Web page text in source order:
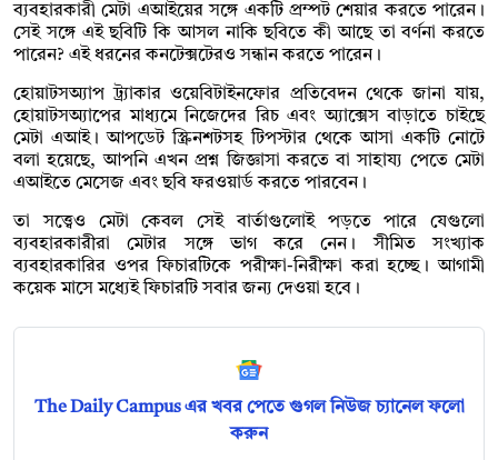
ব্যবহারকারী মেটা এআইয়ের সঙ্গে একটি প্রম্পট শেয়ার করতে পারেন।
সেই সঙ্গে এই ছবিটি কি আসল নাকি ছবিতে কী আছে তা বর্ণনা করতে
পারেন? এই ধরনের কনটেক্সটেরও সন্ধান করতে পারেন।
হোয়াটসঅ্যাপ ট্র্যাকার ওয়েবিটাইনফোর প্রতিবেদন থেকে জানা যায়,
হোয়াটসঅ্যাপের মাধ্যমে নিজেদের রিচ এবং অ্যাক্সেস বাড়াতে চাইছে
মেটা এআই। আপডেট স্ক্রিনশটসহ টিপস্টার থেকে আসা একটি নোটে
বলা হয়েছে, আপনি এখন প্রশ্ন জিজ্ঞাসা করতে বা সাহায্য পেতে মেটা
এআইতে মেসেজ এবং ছবি ফরওয়ার্ড করতে পারবেন।
তা সত্ত্বেও মেটা কেবল সেই বার্তাগুলোই পড়তে পারে যেগুলো
ব্যবহারকারীরা মেটার সঙ্গে ভাগ করে নেন। সীমিত সংখ্যাক
ব্যবহারকারির ওপর ফিচারটিকে পরীক্ষা-নিরীক্ষা করা হচ্ছে। আগামী
কয়েক মাসে মধ্যেই ফিচারটি সবার জন্য দেওয়া হবে।
The Daily Campus এর খবর পেতে গুগল নিউজ চ্যানেল ফলো
করুন